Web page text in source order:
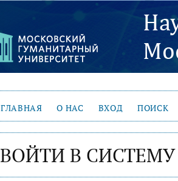
ГЛАВНАЯ О НАС ВХОД ПОИСК
ВОЙТИ В СИСТЕМУ